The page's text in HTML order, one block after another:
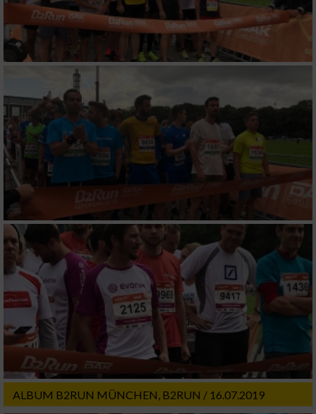
ALBUM B2RUN MÜNCHEN, B2RUN / 16.07.2019
Messung der Performance von Inhalten
Analyse von Zielgruppen durch Statistiken
oder Kombinationen von Daten aus
verschiedenen Quellen
Entwicklung und Verbesserung der Angebote
Verwendung reduzierter Daten zur Auswahl
von Inhalten
Verwendung genauer Standortdaten
Geräte anhand von aktiv angeforderten
Informationen identifizieren
Nicht-IAB-Verarbeitungszwecke:
Notwendig
Performance